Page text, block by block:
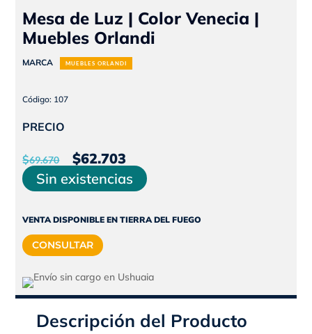
Mesa de Luz | Color Venecia |
Muebles Orlandi
MARCA MUEBLES ORLANDI
Código: 107
PRECIO
$69.670
El
precio
original
era:
$69.670.
$62.703
precio
actual
es:
Sin existencias
VENTA DISPONIBLE EN TIERRA DEL FUEGO
CONSULTAR
Descripción del Producto